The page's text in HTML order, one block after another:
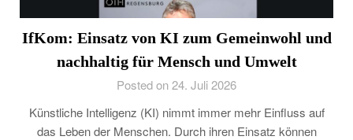
IfKom: Einsatz von KI zum Gemeinwohl und
nachhaltig für Mensch und Umwelt
Posted on 24. Juli 2026
Künstliche Intelligenz (KI) nimmt immer mehr Einfluss auf
das Leben der Menschen. Durch ihren Einsatz können